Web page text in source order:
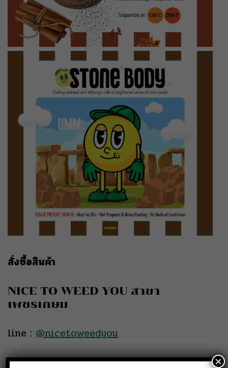
สั่งซื้อสินค้า
NICE TO WEED YOU สาขา
เพชรเกษม
line : @nicetoweedyou
Phone :080 519 5144 ×